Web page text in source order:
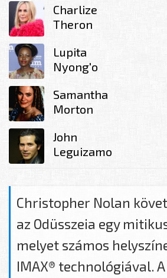
Charlize
Theron
Lupita
Nyong'o
Samantha
Morton
John
Leguizamo
Christopher Nolan
az Odüsszeia egy
melyet számos
IMAX® technológiával.